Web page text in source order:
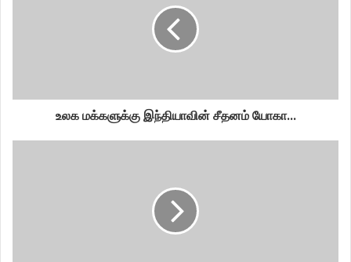
உலக மக்களுக்கு இந்தியாவின் சீதனம் யோகா...